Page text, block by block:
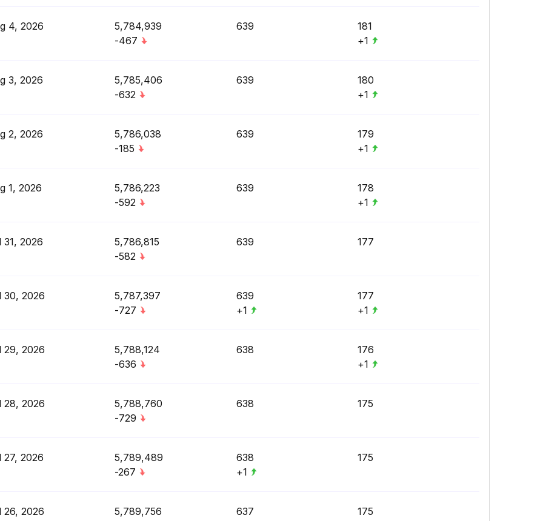
4, 2026
5,784,939
-467
639
181
+1
3, 2026
5,785,406
-632
639
180
+1
2, 2026
5,786,038
-185
639
179
+1
1, 2026
5,786,223
-592
639
178
+1
31, 2026
5,786,815
-582
639 177
30, 2026
5,787,397
-727
639
+1
177
+1
29, 2026
5,788,124
-636
638
176
+1
28, 2026
5,788,760
-729
638 175
27, 2026
5,789,489
-267
638
+1
175
26, 2026
5,789,756
637 175